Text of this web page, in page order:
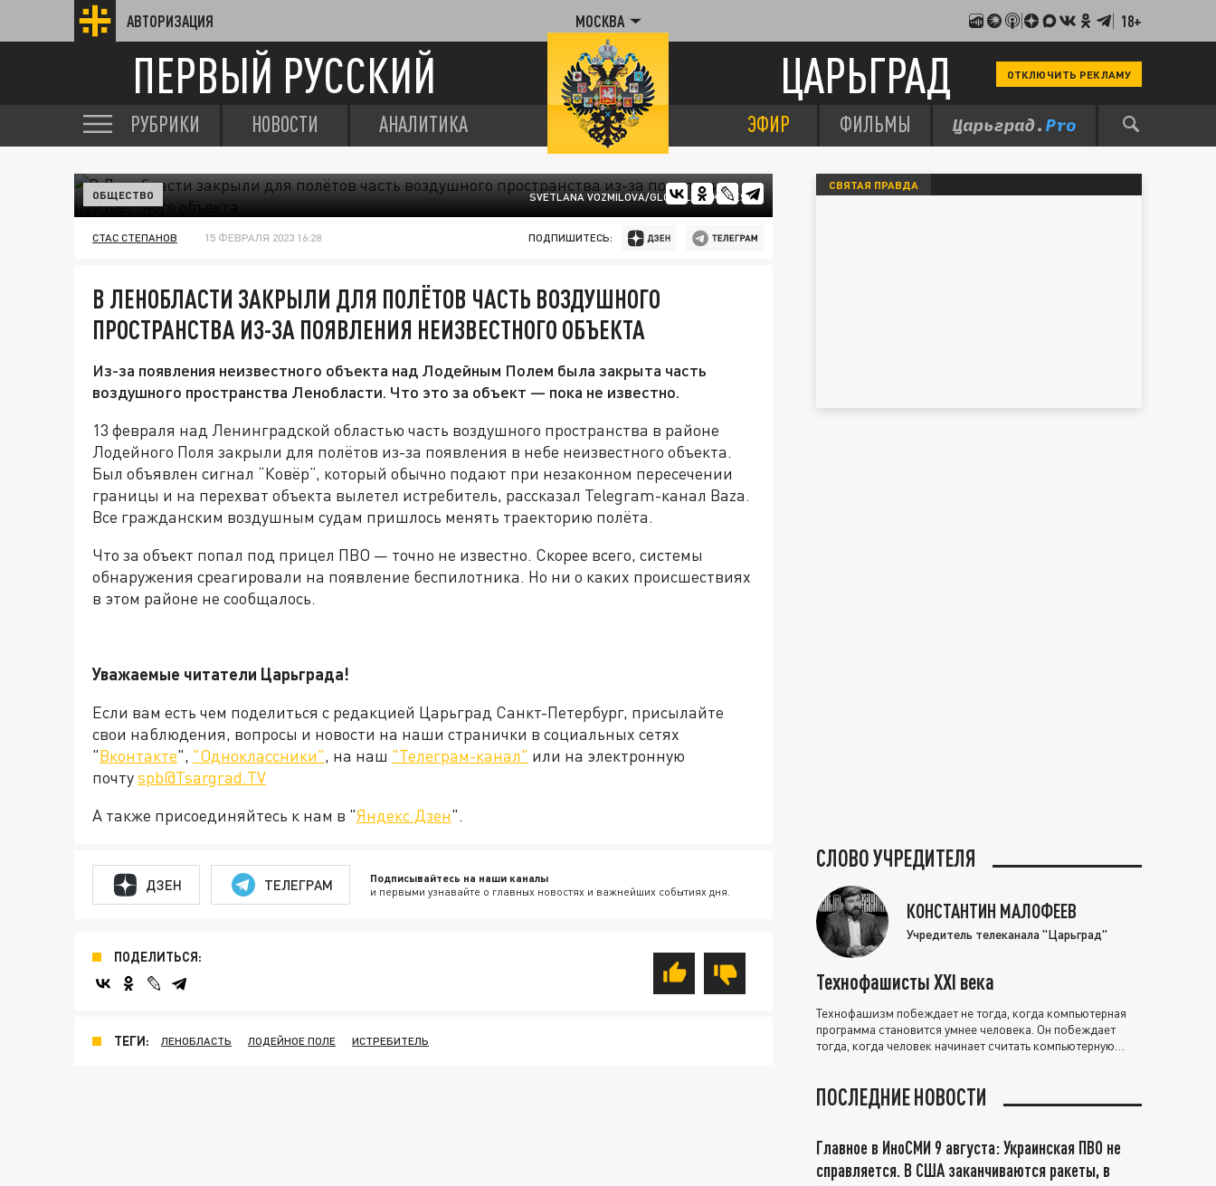
АВТОРИЗАЦИЯ МОСКВА 18+
ПЕРВЫЙ РУССКИЙ ЦАРЬГРАД ОТКЛЮЧИТЬ РЕКЛАМУ
РУБРИКИ НОВОСТИ АНАЛИТИКА ЭФИР ФИЛЬМЫ
SVETLANA VOZMILOVA/GLOBALLOOKPRESS
ОБЩЕСТВО
СТАС СТЕПАНОВ 15 ФЕВРАЛЯ 2023 16:28 ПОДПИШИТЕСЬ:
В ЛЕНОБЛАСТИ ЗАКРЫЛИ ДЛЯ ПОЛЁТОВ ЧАСТЬ ВОЗДУШНОГО
ПРОСТРАНСТВА ИЗ-ЗА ПОЯВЛЕНИЯ НЕИЗВЕСТНОГО ОБЪЕКТА
Из-за появления неизвестного объекта над Лодейным Полем была закрыта часть
воздушного пространства Ленобласти. Что это за объект — пока не известно.
13 февраля над Ленинградской областью часть воздушного пространства в районе
Лодейного Поля закрыли для полётов из-за появления в небе неизвестного объекта.
Был объявлен сигнал “Ковёр”, который обычно подают при незаконном пересечении
границы и на перехват объекта вылетел истребитель, рассказал Telegram-канал Baza.
Все гражданским воздушным судам пришлось менять траекторию полёта.
Что за объект попал под прицел ПВО — точно не известно. Скорее всего, системы
обнаружения среагировали на появление беспилотника. Но ни о каких происшествиях
в этом районе не сообщалось.
Уважаемые читатели Царьграда!
Если вам есть чем поделиться с редакцией Царьград Санкт-Петербург, присылайте
свои наблюдения, вопросы и новости на наши странички в социальных сетях
"Вконтакте", "Одноклассники", на наш "Телеграм-канал" или на электронную
почтуspb@Tsargrad.TV
А также присоединяйтесь к нам в "Яндекс.Дзен".
ДЗЕН ТЕЛЕГРАМ Подписывайтесь на наши каналы
и первыми узнавайте о главных новостях и важнейших событиях дня.
ПОДЕЛИТЬСЯ:
ТЕГИ: ЛЕНОБЛАСТЬ ЛОДЕЙНОЕ ПОЛЕ ИСТРЕБИТЕЛЬ
СВЯТАЯ ПРАВДА
СЛОВО УЧРЕДИТЕЛЯ
КОНСТАНТИН МАЛОФЕЕВ
Учредитель телеканала "Царьград"
Технофашисты XXI века
Технофашизм побеждает не тогда, когда компьютерная
программа становится умнее человека. Он побеждает
тогда, когда человек начинает считать компьютерную
ПОСЛЕДНИЕ НОВОСТИ
Главное в ИноСМИ 9 августа: Украинская ПВО не
справляется. В США заканчиваются ракеты, в